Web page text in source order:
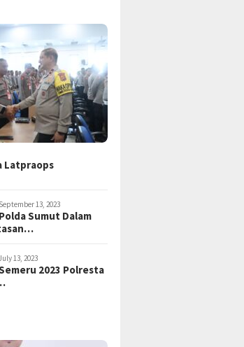
Latpraops
September 13, 2023
Sumut Dalam
13, 2023
2023 Polresta